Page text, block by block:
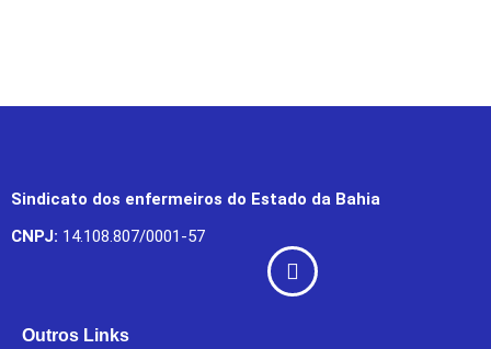
Sindicato dos enfermeiros do Estado da Bahia
CNPJ: 14.108.807/0001-57
Outros Links